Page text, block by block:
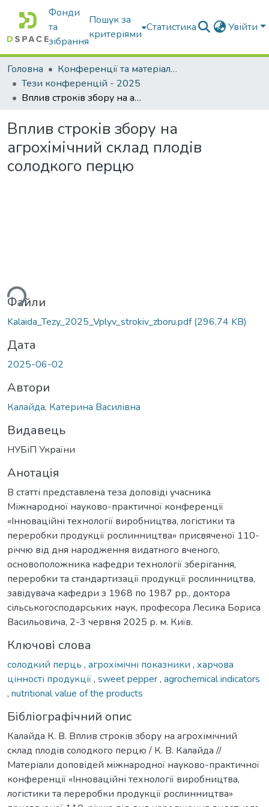
Фонди
та
зібрання
Пошук за
критеріями
Статистика Увійти
Головна
Конференції та матеріали конференцій
Тези конференцій - 2025
Вплив строків збору на агрохімічний склад плодів солодкого перцю
Вплив строків збору на
агрохімічний склад плодів
солодкого перцю
Файли
Kalaida_Tezy_2025_Vplyv_strokiv_zboru.pdf(296,74 KB)
Дата
2025-06-02
Автори
Калайда, Катерина Василівна
Видавець
НУБіП України
Анотація
В статті представлена теза доповіді учасника
Міжнародної науково-практичної конференції
«Інноваційні технології виробництва, логістики та
переробки продукції рослинництва» присвяченої 110-
річчю від дня народження видатного вченого,
основоположника кафедри технології зберігання,
переробки та стандартизації продукції рослинництва,
завідувача кафедри з 1968 по 1987 рр., доктора
сільськогосподарських наук, професора Лесика Бориса
Васильовича, 2-3 червня 2025 р. м. Київ.
Ключові слова
солодкий перць , агрохімічні показники , харчова
цінності продукції, sweet pepper, agrochemical indicators
, nutritional value of the products
Бібліографічний опис
Калайда К. В. Вплив строків збору на агрохімічний
склад плодів солодкого перцю / К. В. Калайда //
Матеріали доповідей міжнародної науково-практичної
конференції «Інноваційні технології виробництва,
логістики та переробки продукції рослинництва»